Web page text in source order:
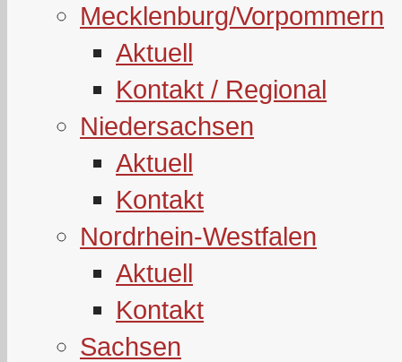
Mecklenburg/Vorpommern
Aktuell
Kontakt / Regional
Niedersachsen
Aktuell
Kontakt
Nordrhein-Westfalen
Aktuell
Kontakt
Sachsen